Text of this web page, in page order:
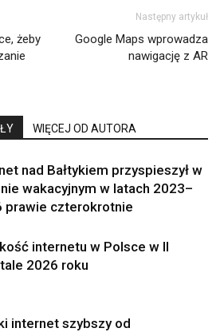
żeby
Następny artykuł
Google Maps wprowadza
nawigację z AR
WIĘCEJ OD AUTORA
nad Bałtykiem przyspieszył w
wakacyjnym w latach 2023–
prawie czterokrotnie
internetu w Polsce w II
2026 roku
internet szybszy od